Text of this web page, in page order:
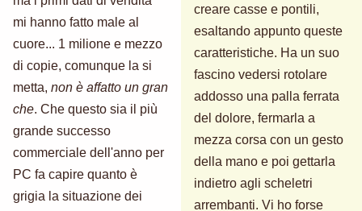
mi hanno fatto male al
cuore... 1 milione e mezzo
di copie, comunque la si
metta, non è affatto un gran
che. Che questo sia il più
grande successo
commerciale dell'anno per
PC fa capire quanto è
grigia la situazione dei
creare casse e pontili,
esaltando appunto queste
caratteristiche. Ha un suo
fascino vedersi rotolare
addosso una palla ferrata
del dolore, fermarla a
mezza corsa con un gesto
della mano e poi gettarla
indietro agli scheletri
arrembanti. Vi ho forse